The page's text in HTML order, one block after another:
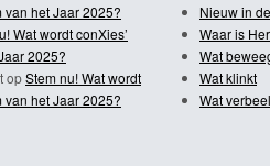
van het Jaar 2025?
Wat wordt conXies’
2025?
opStem nu! Wat wordt
van het Jaar 2025?
Nieuw in
Waar is
Wat
Wat klinkt
Wat